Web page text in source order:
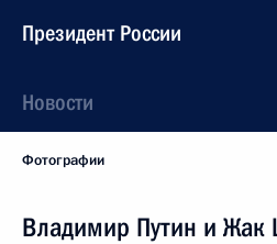
Президент России
Новости
Фотографии
Владимир Путин и Жак